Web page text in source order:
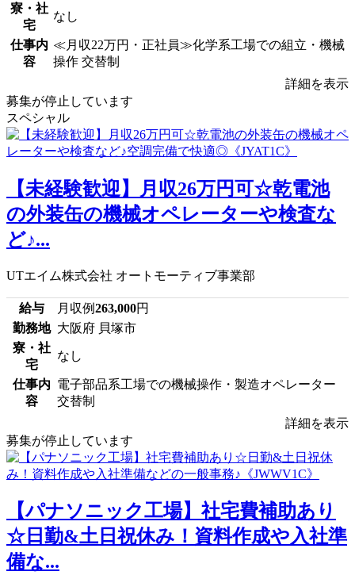
寮・社
宅
なし
仕事内
容
≪月収22万円・正社員≫化学系工場での組立・機械
操作 交替制
詳細を表示
募集が停止しています
スペシャル
【未経験歓迎】月収26万円可☆乾電池
の外装缶の機械オペレーターや検査な
ど♪...
UTエイム株式会社 オートモーティブ事業部
給与 月収例263,000円
勤務地 大阪府 貝塚市
寮・社
宅
なし
仕事内
容
電子部品系工場での機械操作・製造オペレーター
交替制
詳細を表示
募集が停止しています
【パナソニック工場】社宅費補助あり
☆日勤&土日祝休み！資料作成や入社準
備な...